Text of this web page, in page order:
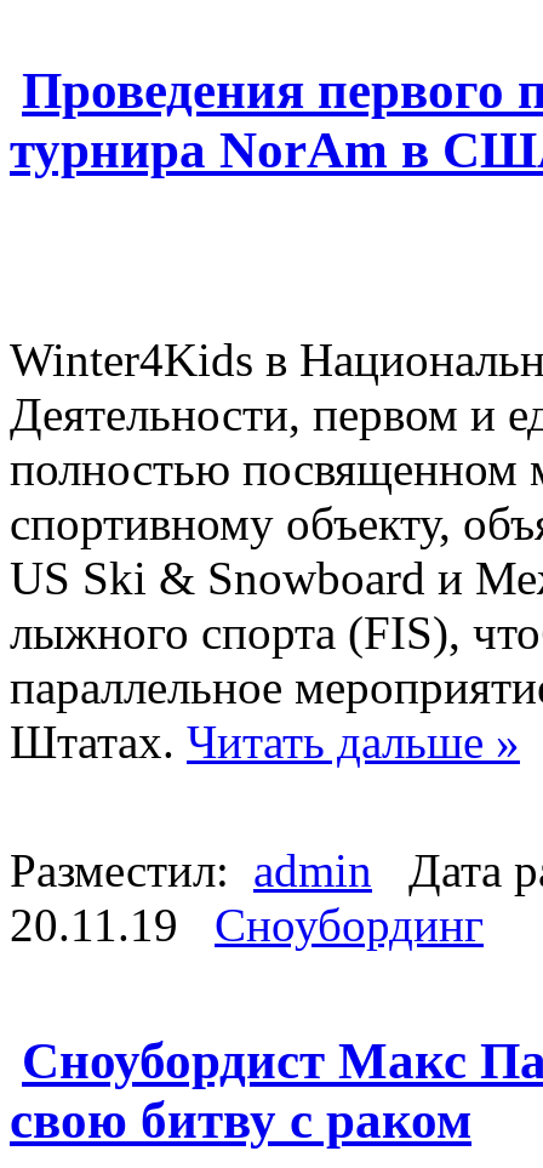
Проведения первого
турнира NorAm в
Winter4Kids в
Деятельности, первом и
полностью посвященном
спортивному объекту,
US Ski & Snowboard и
лыжного спорта (FIS),
параллельное
Штатах. Читать дальше »
Разместил: admin Дата
20.11.19 Сноубординг
Сноубордист Макс
свою битву с раком